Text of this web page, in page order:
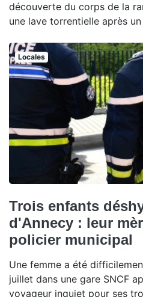
découverte du corps de la
une lave torrentielle après
Locales
Trois enfants
d'Annecy : leur
policier municipal
Une femme a été
juillet dans une gare SNCF
voyageur inquiet pour ses